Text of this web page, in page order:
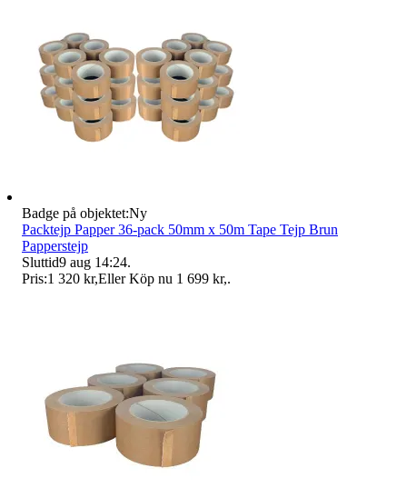
Badge på objektet:Ny
Packtejp Papper 36-pack 50mm x 50m Tape Tejp Brun
Papperstejp
Sluttid9 aug 14:24.
Pris:1 320 kr,Eller Köp nu 1 699 kr,.